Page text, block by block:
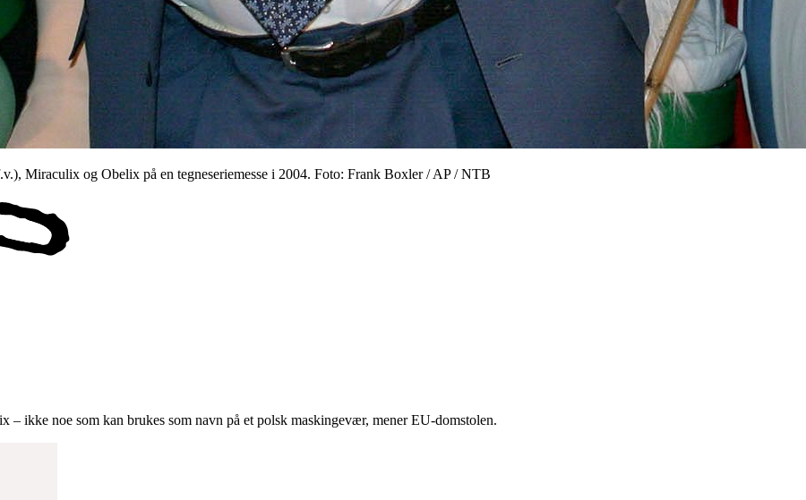
Miraculix og Obelix på en tegneseriemesse i 2004. Foto: Frank Boxler / AP / NTB
ikke noe som kan brukes som navn på et polsk maskingevær, mener EU-domstolen.